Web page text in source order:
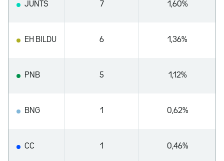
JUNTS 7 1,60%
EH BILDU 6 1,36%
PNB 5 1,12%
BNG 1 0,62%
CC 1 0,46%